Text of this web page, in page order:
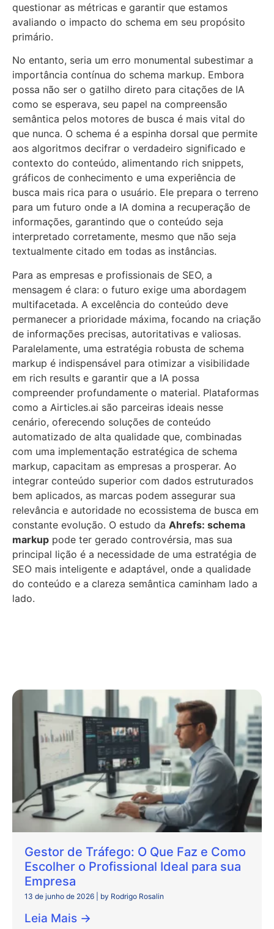
questionar as métricas e garantir que estamos
avaliando o impacto do schema em seu propósito
primário.
No entanto, seria um erro monumental subestimar a
importância contínua do schema markup. Embora
possa não ser o gatilho direto para citações de IA
como se esperava, seu papel na compreensão
semântica pelos motores de busca é mais vital do
que nunca. O schema é a espinha dorsal que permite
aos algoritmos decifrar o verdadeiro significado e
contexto do conteúdo, alimentando rich snippets,
gráficos de conhecimento e uma experiência de
busca mais rica para o usuário. Ele prepara o terreno
para um futuro onde a IA domina a recuperação de
informações, garantindo que o conteúdo seja
interpretado corretamente, mesmo que não seja
textualmente citado em todas as instâncias.
Para as empresas e profissionais de SEO, a
mensagem é clara: o futuro exige uma abordagem
multifacetada. A excelência do conteúdo deve
permanecer a prioridade máxima, focando na criação
de informações precisas, autoritativas e valiosas.
Paralelamente, uma estratégia robusta de schema
markup é indispensável para otimizar a visibilidade
em rich results e garantir que a IA possa
compreender profundamente o material. Plataformas
como a Airticles.ai são parceiras ideais nesse
cenário, oferecendo soluções de conteúdo
automatizado de alta qualidade que, combinadas
com uma implementação estratégica de schema
markup, capacitam as empresas a prosperar. Ao
integrar conteúdo superior com dados estruturados
bem aplicados, as marcas podem assegurar sua
relevância e autoridade no ecossistema de busca em
constante evolução. O estudo da Ahrefs: schema
markup pode ter gerado controvérsia, mas sua
principal lição é a necessidade de uma estratégia de
SEO mais inteligente e adaptável, onde a qualidade
do conteúdo e a clareza semântica caminham lado a
lado.
Gestor de Tráfego: O Que Faz e Como
Escolher o Profissional Ideal para sua
Empresa
13 de junho de 2026 by Rodrigo Rosalin
Leia Mais →